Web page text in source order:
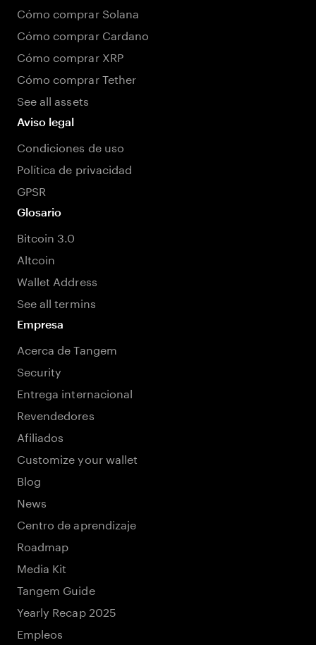
Cómo comprar Solana
Cómo comprar Cardano
Cómo comprar XRP
Cómo comprar Tether
See all assets
Aviso legal
Condiciones de uso
Política de privacidad
GPSR
Glosario
Bitcoin 3.0
Altcoin
Wallet Address
See all termins
Empresa
Acerca de Tangem
Security
Entrega internacional
Revendedores
Afiliados
Customize your wallet
Blog
News
Centro de aprendizaje
Roadmap
Media Kit
Tangem Guide
Yearly Recap 2025
Empleos